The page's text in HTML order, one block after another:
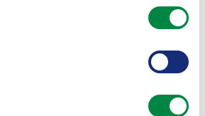
van het
onderzoeksmethode